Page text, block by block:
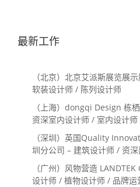
最新工作
（北京）北京艾派斯展览展
软装设计师 / 陈列设计师
（上海）dongqi Design 栋
资深室内设计师 / 室内设计师
系主管 / 设计实习生（常年招
（深圳）英国Quality
圳分公司 – 建筑设计师 / 资
内设计师 / 设计实习生
（广州）风物营造 LANDTEK
设计师 / 植物设计师 / 品牌运